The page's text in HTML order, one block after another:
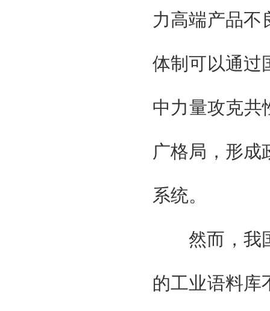
力高端产品不
体制可以通过
中力量攻克共
广格局，形成
系统。
然而，我国
的工业语料库